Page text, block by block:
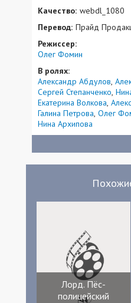
Качество: webdl_1080
Перевод: Прайд
Режиссер:
Олег Фомин
В ролях:
Александр Абдулов
Сергей Степанченко
Екатерина Волкова
Галина Петрова Олег
Нина Архипова
Лорд. Пёс-
полицейский